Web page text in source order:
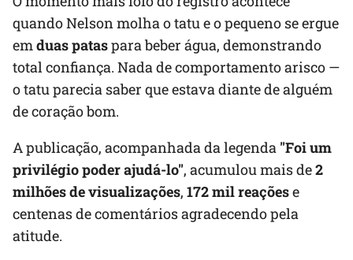
quando Nelson molha o tatu e o pequeno se ergue
emduas pataspara beber água, demonstrando
total confiança. Nada de comportamento arisco —
o tatu parecia saber que estava diante de alguém
de coração bom.
A publicação, acompanhada da legenda "Foi um
privilégio poder ajudá-lo", acumulou mais de2
milhões de visualizações, 172 mil reaçõese
centenas de comentários agradecendo pela
atitude.